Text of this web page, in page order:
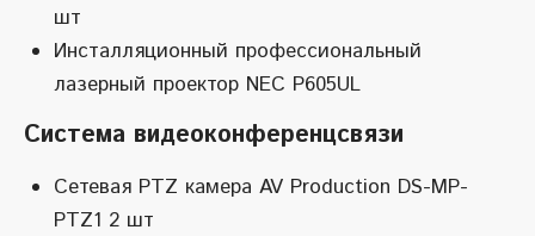
шт
Инсталляционный профессиональный
лазерный проектор NEC P605UL
Система видеоконференцсвязи
Сетевая PTZ камера AV Production DS-MP-
PTZ1 2 шт